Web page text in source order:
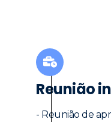
Reunião
- Reunião de